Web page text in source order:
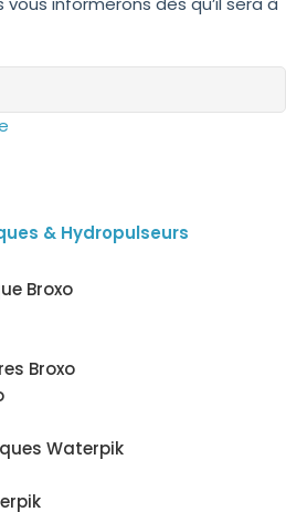
& Hydropulseurs
Broxo
Broxo
Waterpik